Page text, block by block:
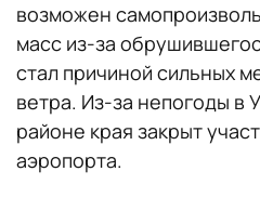
возможен
масс из-за
стал причиной сильных
ветра. Из-за непогоды в
районе края закрыт
аэропорта.